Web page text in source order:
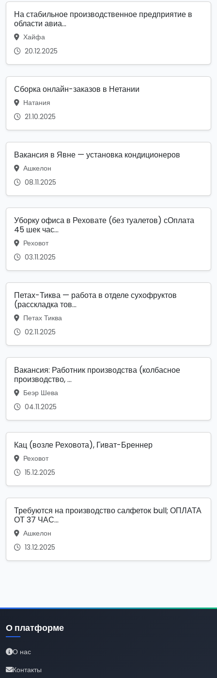
На стабильное производственное предприятие в
области авиа...
Хайфа
20.12.2025
Сборка онлайн-заказов в Нетании
Натания
21.10.2025
Вакансия в Явне — установка кондиционеров
Ашкелон
08.11.2025
Уборку офиса в Реховате (без туалетов) сОплата
45 шек час...
Реховот
03.11.2025
Петах-Тиква — работа в отделе сухофруктов
(расскладка тов...
Петах Тиква
02.11.2025
Вакансия: Работник производства (колбасное
производство, ...
Беэр Шева
04.11.2025
Кац (возле Реховота), Гиват-Бреннер
Реховот
15.12.2025
Требуются на производство салфеток bull; ОПЛАТА
ОТ 37 ЧАС...
Ашкелон
13.12.2025
О платформе
О нас
Контакты